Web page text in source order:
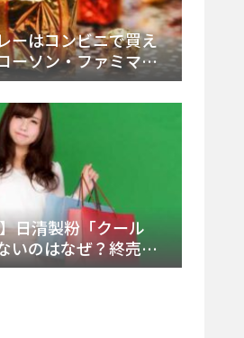
ーはコンビニで買え
ーソン・ファミマの
製品を徹底解説
日清製粉「クール
いのはなぜ？終売の
ズケーキ代替品・再